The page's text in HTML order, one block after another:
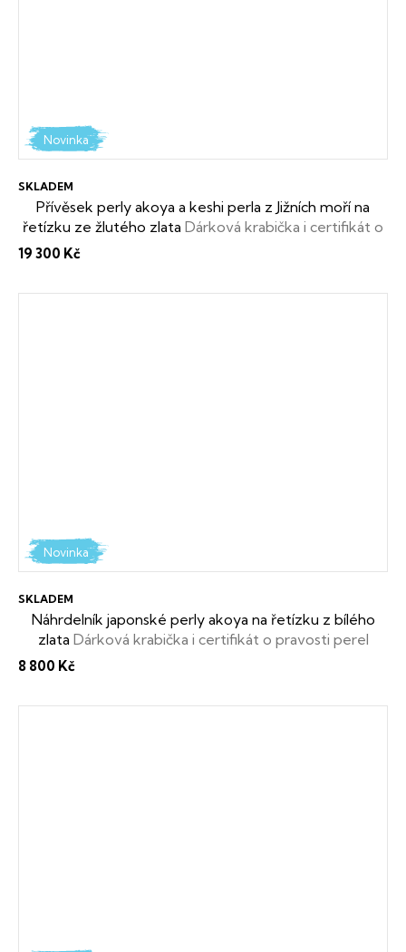
Novinka
Přívěsek perly akoya a keshi perla z Jižních moří na
řetízku ze žlutého zlata Dárková krabička i certifikát o
SKLADEM
19 300 Kč
Novinka
Náhrdelník japonské perly akoya na řetízku z bílého
zlata Dárková krabička i certifikát o pravosti perel
SKLADEM
8 800 Kč